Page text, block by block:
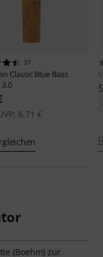
37
Classic Blue Bass
6,71 €
(Boehm) zur